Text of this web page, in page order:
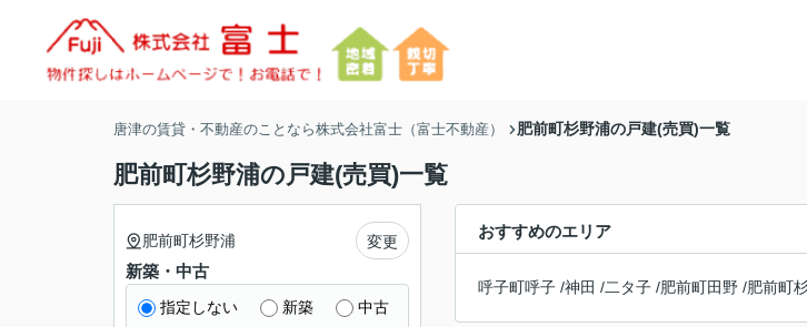
唐津の賃貸・不動産のことなら株式会社富士（富士不動産） 肥前町杉野浦の戸建(売買)一覧
肥前町杉野浦の戸建(売買)一覧
おすすめのエリア
呼子町呼子 /神田 /二タ子 /肥前町田野 /肥前町
肥前町杉野浦 変更
新築・中古
指定しない 新築 中古